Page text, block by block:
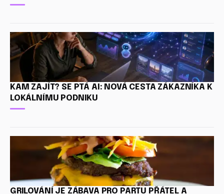
KAM ZAJÍT? SE PTÁ AI: NOVÁ CESTA ZÁKAZNÍKA K
LOKÁLNÍMU PODNIKU
GRILOVÁNÍ JE ZÁBAVA PRO PARTU PŘÁTEL A